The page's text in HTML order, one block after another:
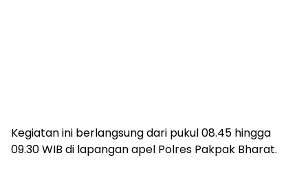
Kegiatan ini berlangsung dari pukul 08.45 hingga
09.30 WIB di lapangan apel Polres Pakpak Bharat.